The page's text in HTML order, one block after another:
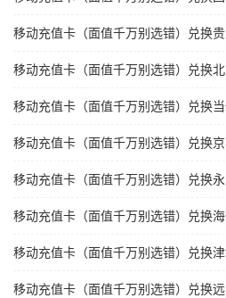
移动充值卡（面值千万别选错）兑换
移动充值卡（面值千万别选错）兑换
移动充值卡（面值千万别选错）兑换
移动充值卡（面值千万别选错）兑换
移动充值卡（面值千万别选错）兑换
移动充值卡（面值千万别选错）兑换
移动充值卡（面值千万别选错）兑换
移动充值卡（面值千万别选错）兑换